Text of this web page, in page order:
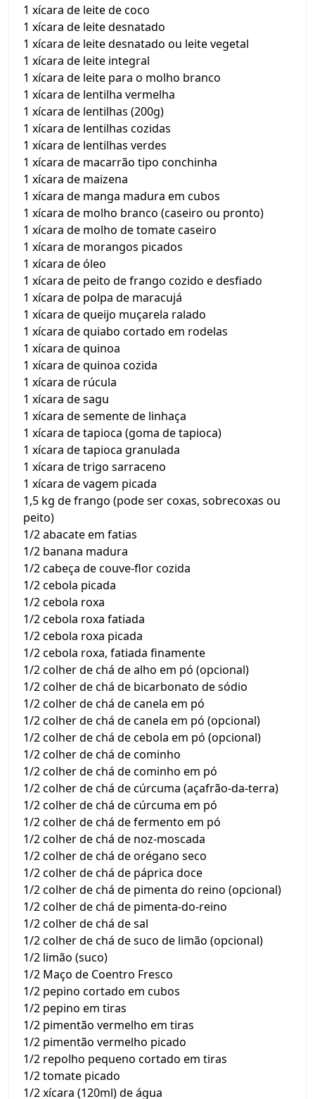
1 xícara de leite de coco
1 xícara de leite desnatado
1 xícara de leite desnatado ou leite vegetal
1 xícara de leite integral
1 xícara de leite para o molho branco
1 xícara de lentilha vermelha
1 xícara de lentilhas (200g)
1 xícara de lentilhas cozidas
1 xícara de lentilhas verdes
1 xícara de macarrão tipo conchinha
1 xícara de maizena
1 xícara de manga madura em cubos
1 xícara de molho branco (caseiro ou pronto)
1 xícara de molho de tomate caseiro
1 xícara de morangos picados
1 xícara de óleo
1 xícara de peito de frango cozido e desfiado
1 xícara de polpa de maracujá
1 xícara de queijo muçarela ralado
1 xícara de quiabo cortado em rodelas
1 xícara de quinoa
1 xícara de quinoa cozida
1 xícara de rúcula
1 xícara de sagu
1 xícara de semente de linhaça
1 xícara de tapioca (goma de tapioca)
1 xícara de tapioca granulada
1 xícara de trigo sarraceno
1 xícara de vagem picada
1,5 kg de frango (pode ser coxas, sobrecoxas ou
peito)
1/2 abacate em fatias
1/2 banana madura
1/2 cabeça de couve-flor cozida
1/2 cebola picada
1/2 cebola roxa
1/2 cebola roxa fatiada
1/2 cebola roxa picada
1/2 cebola roxa, fatiada finamente
1/2 colher de chá de alho em pó (opcional)
1/2 colher de chá de bicarbonato de sódio
1/2 colher de chá de canela em pó
1/2 colher de chá de canela em pó (opcional)
1/2 colher de chá de cebola em pó (opcional)
1/2 colher de chá de cominho
1/2 colher de chá de cominho em pó
1/2 colher de chá de cúrcuma (açafrão-da-terra)
1/2 colher de chá de cúrcuma em pó
1/2 colher de chá de fermento em pó
1/2 colher de chá de noz-moscada
1/2 colher de chá de orégano seco
1/2 colher de chá de páprica doce
1/2 colher de chá de pimenta do reino (opcional)
1/2 colher de chá de pimenta-do-reino
1/2 colher de chá de sal
1/2 colher de chá de suco de limão (opcional)
1/2 limão (suco)
1/2 Maço de Coentro Fresco
1/2 pepino cortado em cubos
1/2 pepino em tiras
1/2 pimentão vermelho em tiras
1/2 pimentão vermelho picado
1/2 repolho pequeno cortado em tiras
1/2 tomate picado
1/2 xícara (120ml) de água